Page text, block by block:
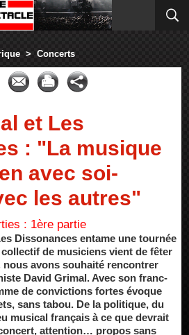
> Concerts
et Les
: "La musique
avec soi-
les autres"
: 1ère partie
Dissonances entame une tournée
de musiciens vient de fêter
nous avons souhaité rencontrer
David Grimal. Avec son franc-
de convictions fortes évoque
sans tabou. De la politique, du
musical français à ce que devrait
attention… propos sans